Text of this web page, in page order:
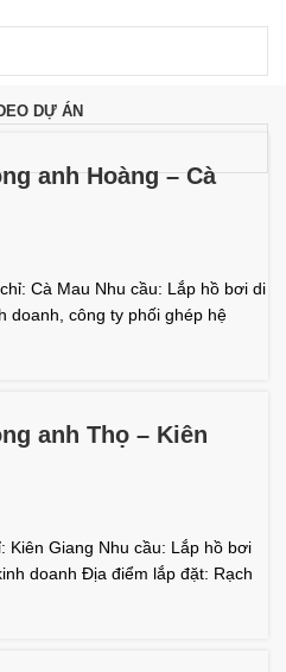
DỰ ÁN
anh Hoàng – Cà
Cà Mau Nhu cầu: Lắp hồ bơi di
doanh, công ty phối ghép hệ
anh Thọ – Kiên
Kiên Giang Nhu cầu: Lắp hồ bơi
doanh Địa điểm lắp đặt: Rạch